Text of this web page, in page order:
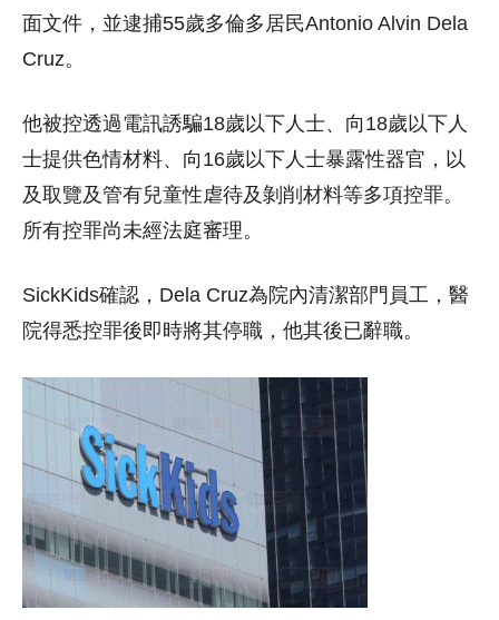
面文件，並逮捕55歲多倫多居民Antonio Alvin Dela
Cruz。
他被控透過電訊誘騙18歲以下人士、向18歲以下人
士提供色情材料、向16歲以下人士暴露性器官，以
及取覽及管有兒童性虐待及剝削材料等多項控罪。
所有控罪尚未經法庭審理。
SickKids確認，Dela Cruz為院內清潔部門員工，醫
院得悉控罪後即時將其停職，他其後已辭職。